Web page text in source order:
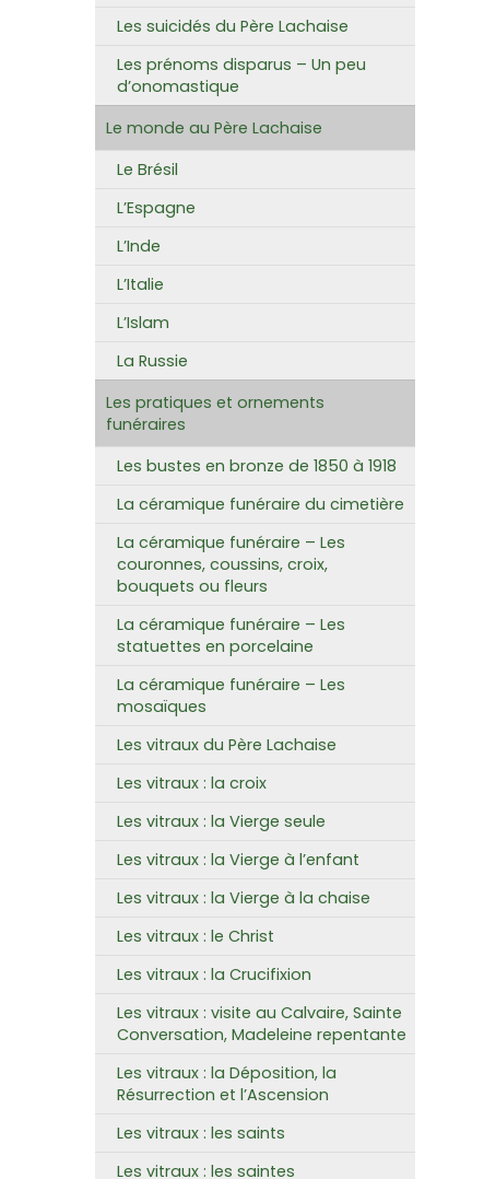
Les suicidés du Père Lachaise
Les prénoms disparus – Un peu
d’onomastique
Le monde au Père Lachaise
Le Brésil
L’Espagne
L’Inde
L’Italie
L’Islam
La Russie
Les pratiques et ornements
funéraires
Les bustes en bronze de 1850 à 1918
La céramique funéraire du cimetière
La céramique funéraire – Les
couronnes, coussins, croix,
bouquets ou fleurs
La céramique funéraire – Les
statuettes en porcelaine
La céramique funéraire – Les
mosaïques
Les vitraux du Père Lachaise
Les vitraux : la croix
Les vitraux : la Vierge seule
Les vitraux : la Vierge à l’enfant
Les vitraux : la Vierge à la chaise
Les vitraux : le Christ
Les vitraux : la Crucifixion
Les vitraux : visite au Calvaire, Sainte
Conversation, Madeleine repentante
Les vitraux : la Déposition, la
Résurrection et l’Ascension
Les vitraux : les saints
Les vitraux : les saintes